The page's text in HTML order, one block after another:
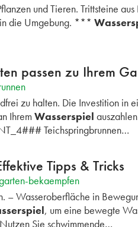
und Tieren. Trittsteine
in die Umgebung. ***
passen zu Ihrem
zu halten. Die Investition
Ihrem Wasserspiel
Teichspringbrunnen…
Tipps & Tricks
bekaempfen
– Wasseroberfläche in
, um eine bewegte
Sie schwimmende…